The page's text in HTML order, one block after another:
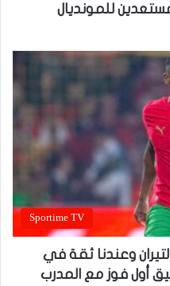
للمونديال
Sportime TV
وعندنا ثقة في
أول فوز مع المدرب